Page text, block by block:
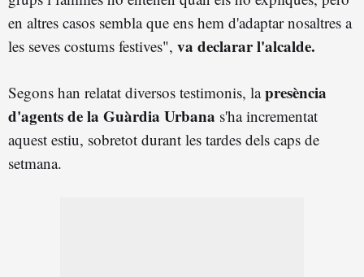
en altres casos sembla que ens hem d'adaptar nosaltres a
les seves costums festives", va declarar l'alcalde.
Segons han relatat diversos testimonis, lapresència
d'agents de la Guàrdia Urbana s'ha incrementat
aquest estiu, sobretot durant les tardes dels caps de
setmana.